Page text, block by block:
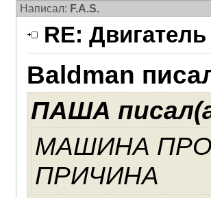
Написал: F.A.S.
RE:
Baldman
ПАША
МАШИНА
ПРИЧИНА